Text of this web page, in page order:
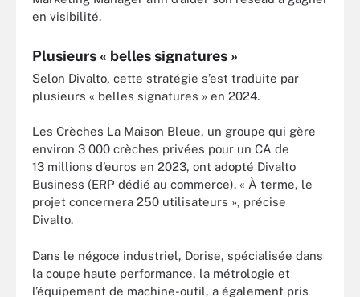
en visibilité.
Plusieurs « belles signatures »
Selon Divalto, cette stratégie s’est traduite par
plusieurs « belles signatures » en 2024.
Les Crèches La Maison Bleue, un groupe qui gère
environ 3 000 crèches privées pour un CA de
13 millions d’euros en 2023, ont adopté Divalto
Business (ERP dédié au commerce). « À terme, le
projet concernera 250 utilisateurs », précise
Divalto.
Dans le négoce industriel, Dorise, spécialisée dans
la coupe haute performance, la métrologie et
l’équipement de machine-outil, a également pris